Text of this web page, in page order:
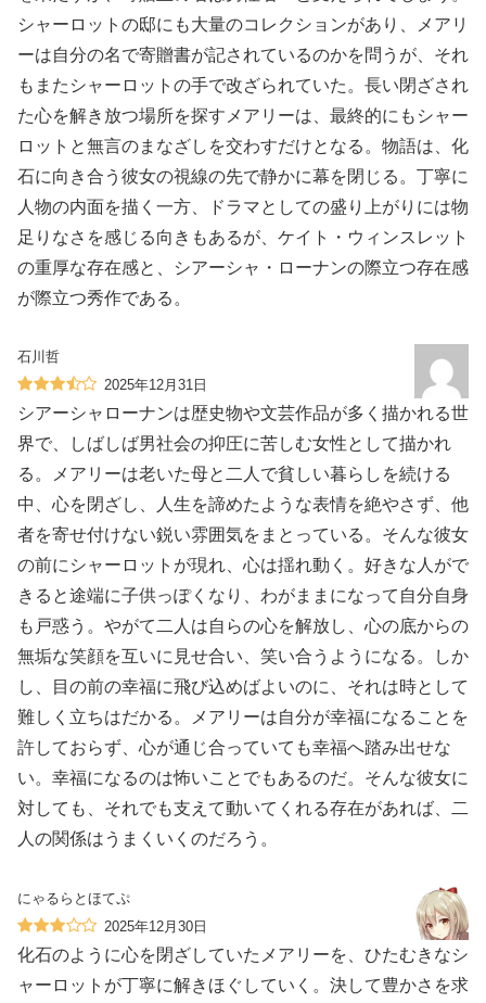
シャーロットの邸にも大量のコレクションがあり、メアリ
ーは自分の名で寄贈書が記されているのかを問うが、それ
もまたシャーロットの手で改ざられていた。長い閉ざされ
た心を解き放つ場所を探すメアリーは、最終的にもシャー
ロットと無言のまなざしを交わすだけとなる。物語は、化
石に向き合う彼女の視線の先で静かに幕を閉じる。丁寧に
人物の内面を描く一方、ドラマとしての盛り上がりには物
足りなさを感じる向きもあるが、ケイト・ウィンスレット
の重厚な存在感と、シアーシャ・ローナンの際立つ存在感
が際立つ秀作である。
石川哲
2025年12月31日
シアーシャローナンは歴史物や文芸作品が多く描かれる世
界で、しばしば男社会の抑圧に苦しむ女性として描かれ
る。メアリーは老いた母と二人で貧しい暮らしを続ける
中、心を閉ざし、人生を諦めたような表情を絶やさず、他
者を寄せ付けない鋭い雰囲気をまとっている。そんな彼女
の前にシャーロットが現れ、心は揺れ動く。好きな人がで
きると途端に子供っぽくなり、わがままになって自分自身
も戸惑う。やがて二人は自らの心を解放し、心の底からの
無垢な笑顔を互いに見せ合い、笑い合うようになる。しか
し、目の前の幸福に飛び込めばよいのに、それは時として
難しく立ちはだかる。メアリーは自分が幸福になることを
許しておらず、心が通じ合っていても幸福へ踏み出せな
い。幸福になるのは怖いことでもあるのだ。そんな彼女に
対しても、それでも支えて動いてくれる存在があれば、二
人の関係はうまくいくのだろう。
にゃるらとほてぷ
2025年12月30日
化石のように心を閉ざしていたメアリーを、ひたむきなシ
ャーロットが丁寧に解きほぐしていく。決して豊かさを求